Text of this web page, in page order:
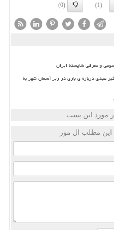
(1)
(0)
و معرفی شایسته ایران
عبدی درباره ی بازی در زیر آسمان شهر به
مورد این پست
این مطلب ال مور